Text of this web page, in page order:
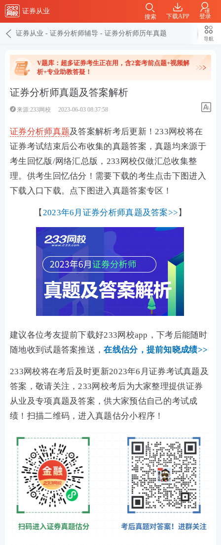
证券从业
下载APP 登录
搜索
证券从业 - 证券分析师辅导 - 证券分析师历年真题
导航
V题库：超多证券考生正在用，含2套考前点题+视频解
析+专业助教答疑！
证券分析师真题及答案解析
来源:233网校 2023-06-03 08:37:58
证券分析师真题及答案解析考后更新！233网校将在
证券考试结束后公布收集的真题答案，真题均来源于
考生回忆版/网络汇总版，233网校仅做汇总收集整
理。供考生回忆估分！需要下载的考生点击下图进入
下载入口下载。 点下图进入真题答案专区！
【 2023年6月证券分析师真题及答案>> 】
建议各位考友提前下载好233网校app，下考后能随时
随地收到试题答案推送，在线估分， 提前知晓成绩>>
233网校将在考后及时更新2023年6月证券考试真题及
答案，敬请关注，233网校考后为大家整理提供证券
从业及专项真题及答案，供大家预估自己的考试成
绩！扫描二维码，进入真题估分小程序！